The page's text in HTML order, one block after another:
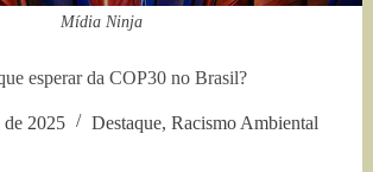
Mídia Ninja
esperar da COP30 no Brasil?
de 2025 Destaque, Racismo Ambiental